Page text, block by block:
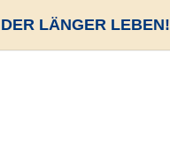
LÄNGER LEBEN!